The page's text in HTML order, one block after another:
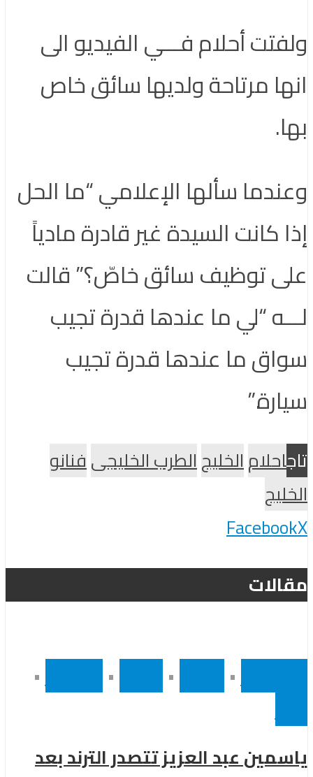
ولفتت أحلام فـــي الفيديو الى
انها مرتاحة ولديها سائق خاص
بها.
وعندما سألها الإعلامي “ما الحل
إذا كانت السيدة غير قادرة مادياً
على توظيف سائق خاصّ؟” قالت
لـــه “لي ما عندها قدرة تجيب
سواق ما عندها قدرة تجيب
سيارة.”
تاجاحلامالخليجالطرب الخليجىفنانو
الخليج
FacebookX
مقالات
•
•
•
•
ياسمين عبد العزيز تتصدر الترند بعد